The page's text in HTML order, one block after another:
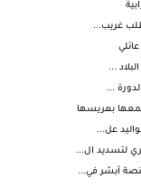
غريب...
...
بعريسها
عل...
لتسديد ال...
أبشر في...